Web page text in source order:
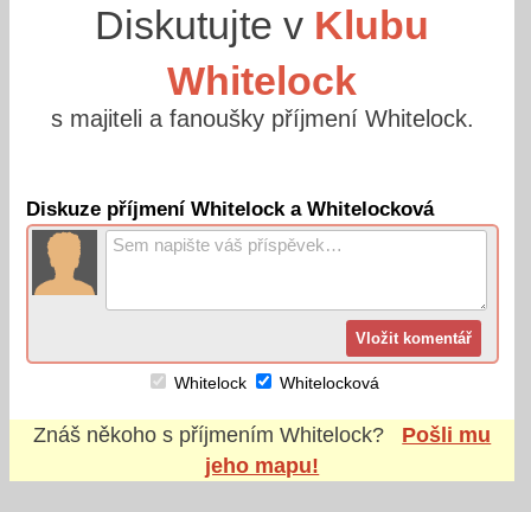
Diskutujte v Klubu
Whitelock
s majiteli a fanoušky příjmení Whitelock.
Diskuze příjmení Whitelock a Whitelocková
Whitelock Whitelocková
Znáš někoho s příjmenímWhitelock?
Pošli mu
jeho mapu!